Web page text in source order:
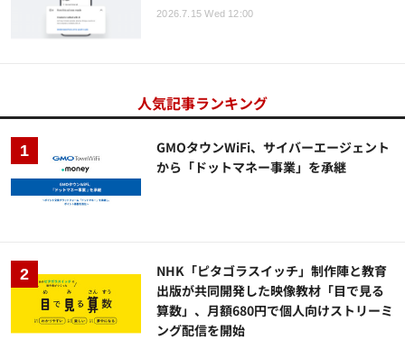
2026.7.15 Wed 12:00
人気記事ランキング
GMOタウンWiFi、サイバーエージェント
から「ドットマネー事業」を承継
NHK「ピタゴラスイッチ」制作陣と教育
出版が共同開発した映像教材「目で見る
算数」、月額680円で個人向けストリーミ
ング配信を開始